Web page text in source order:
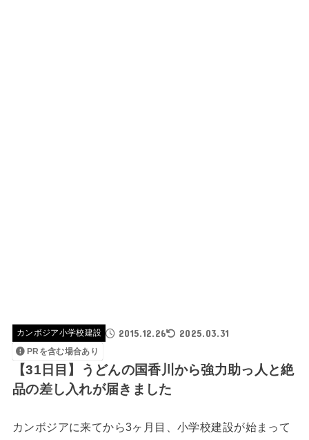
カンボジア小学校建設 2015.12.26 2025.03.31
PRを含む場合あり
【31日目】うどんの国香川から強力助っ人と絶
品の差し入れが届きました
カンボジアに来てから3ヶ月目、小学校建設が始まって